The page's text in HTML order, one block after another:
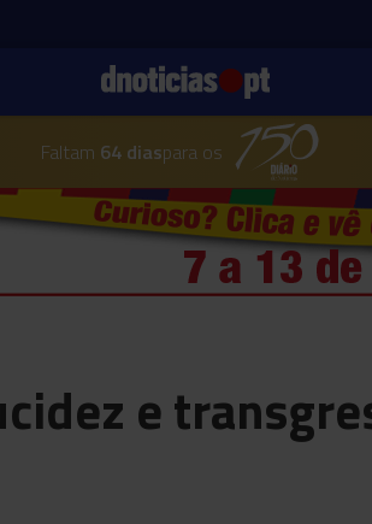
Faltam 64 diaspara os
e